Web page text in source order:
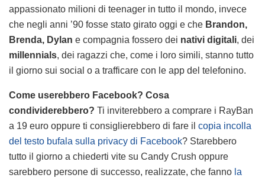
appassionato milioni di teenager in tutto il mondo, invece
che negli anni ’90 fosse stato girato oggi e che Brandon,
Brenda, Dylan e compagnia fossero dei nativi digitali, dei
millennials, dei ragazzi che, come i loro simili, stanno tutto
il giorno sui social o a trafficare con le app del telefonino.
Come userebbero Facebook? Cosa
condividerebbero? Ti inviterebbero a comprare i RayBan
a 19 euro oppure ti consiglierebbero di fare il copia incolla
del testo bufala sulla privacy di Facebook? Starebbero
tutto il giorno a chiederti vite su Candy Crush oppure
sarebbero persone di successo, realizzate, che fanno la